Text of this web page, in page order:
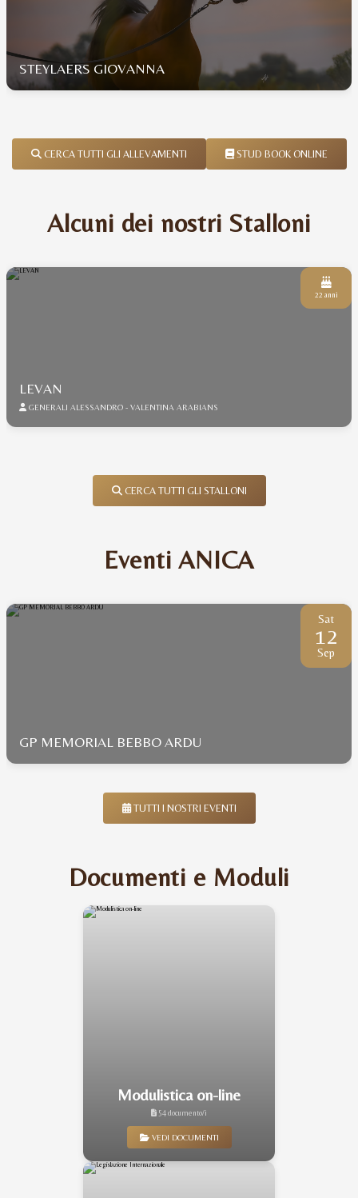
STEYLAERS GIOVANNA
CERCA TUTTI GLI ALLEVAMENTI STUD BOOK ONLINE
Alcuni dei nostri Stalloni
22 anni
LEVAN
GENERALI ALESSANDRO - VALENTINA ARABIANS
CERCA TUTTI GLI STALLONI
Eventi ANICA
Sat
12
Sep
GP MEMORIAL BEBBO ARDU
TUTTI I NOSTRI EVENTI
Documenti e Moduli
Modulistica on-line
54 documento/i
VEDI DOCUMENTI